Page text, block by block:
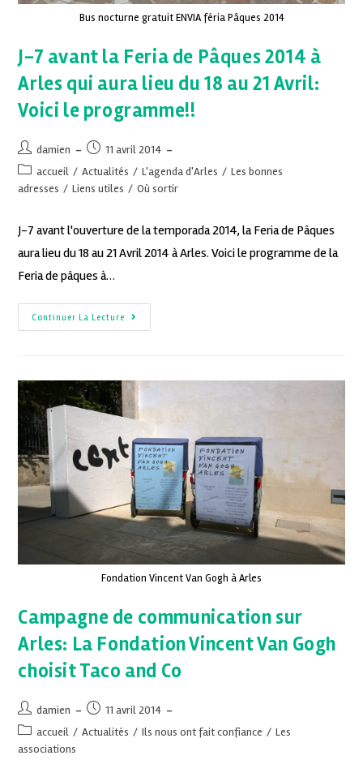
Bus nocturne gratuit ENVIA féria Pâques 2014
J-7 avant la Feria de Pâques 2014 à
Arles qui aura lieu du 18 au 21 Avril:
Voici le programme!!
damien
11 avril 2014
accueil / Actualités / L'agenda d'Arles / Les bonnes
adresses / Liens utiles / Où sortir
J-7 avant l'ouverture de la temporada 2014, la Feria de Pâques
aura lieu du 18 au 21 Avril 2014 à Arles. Voici le programme de la
Feria de pâques à…
Continuer La Lecture
Fondation Vincent Van Gogh à Arles
Campagne de communication sur
Arles: La Fondation Vincent Van Gogh
choisit Taco and Co
damien
11 avril 2014
accueil / Actualités / Ils nous ont fait confiance / Les
associations